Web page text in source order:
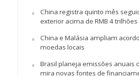
China registra quinto mês
exterior acima de RMB 4 trilhões
China e Malásia ampliam
moedas locais
Brasil planeja emissões anuais
mira novas fontes de